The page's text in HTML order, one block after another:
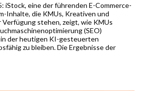
iStock, eine der führenden E-Commerce-
Inhalte, die KMUs, Kreativen und
stehen, zeigt, wie KMUs
(SEO)
der heutigen KI-gesteuerten
zu bleiben. Die Ergebnisse der